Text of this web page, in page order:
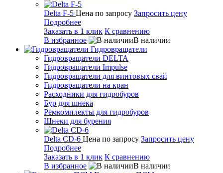
Delta F-5 Цена по запросу Запросить цену
Подробнее
Заказать в 1 клик К сравнению
В избранное
В наличии
Гидровращатели
Гидровращатели DELTA
Гидровращатели Impulse
Гидровращатели для винтовых свай
Гидровращатели на кран
Расходники для гидробуров
Бур для шнека
Ремкомплекты для гидробуров
Шнеки для бурения
Delta CD-6 Цена по запросу Запросить цену
Подробнее
Заказать в 1 клик К сравнению
В избранное
В наличии